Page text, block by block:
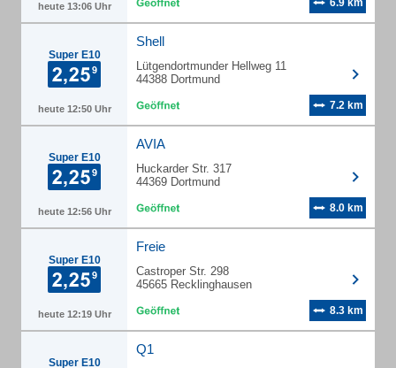
heute 13:06 Uhr 6.9 km
Super E10
heute 12:50 Uhr
Shell
Lütgendortmunder Hellweg 11
44388 Dortmund
7.2 km
Super E10
heute 12:56 Uhr
AVIA
Huckarder Str. 317
44369 Dortmund
8.0 km
Super E10
heute 12:19 Uhr
Freie
Castroper Str. 298
45665 Recklinghausen
8.3 km
Super E10
Q1